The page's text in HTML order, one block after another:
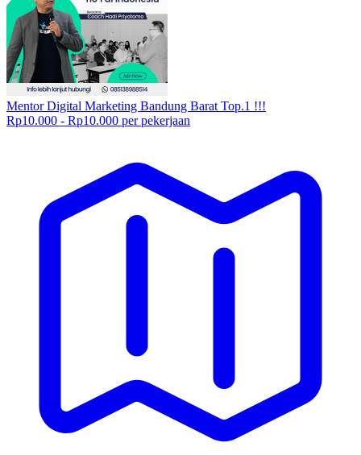
Mentor Digital Marketing Bandung Barat Top.1 !!!
Rp10.000 - Rp10.000 per pekerjaan